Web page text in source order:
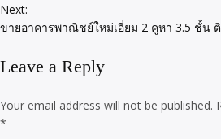
Next:
ขายอาคารพาณิชย์ใหม่เอี่ยม 2 คูหา 3.5 ชั้น
Leave a Reply
Your email address will not be published.
*